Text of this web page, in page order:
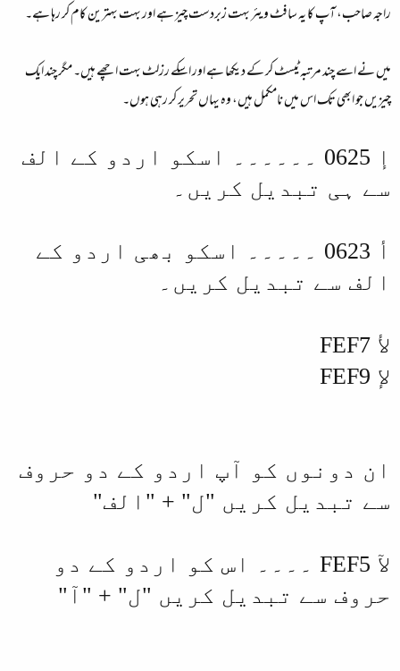
راجہ صاحب، آپ کا یہ سافٹ ویئر بہت زبردست چیز ہے اور بہت بہترین کام کر رہا ہے۔
میں نے اسے چند مرتبہ ٹیسٹ کر کے دیکھا ہے اور اسکے رزلٹ بہت اچھے ہیں۔ مگر چند ایک
چیزیں جو ابھی تک اس میں نامکمل ہیں، وہ یہاں تحریر کر رہی ہوں۔
إ 0625 ۔۔۔۔۔۔ اسکو اردو کے الف
سے ہی تبدیل کریں۔
أ 0623 ۔۔۔۔۔ اسکو بھی اردو کے
الف سے تبدیل کریں۔
ﻷ FEF7
ﻹ FEF9
ان دونوں کو آپ اردو کے دو حروف
سے تبدیل کریں "ل" + "الف"
ﻵ FEF5 ۔۔۔۔ اس کو اردو کے دو
حروف سے تبدیل کریں "ل" + "آ"